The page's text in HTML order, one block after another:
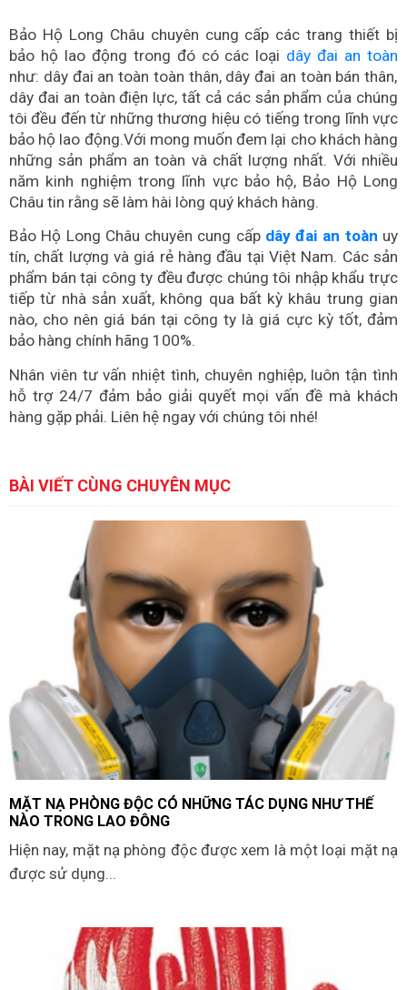
Bảo Hộ Long Châu chuyên cung cấp các trang thiết bị
bảo hộ lao động trong đó có các loại dây đai an toàn
như: dây đai an toàn toàn thân, dây đai an toàn bán thân,
dây đai an toàn điện lực, tất cả các sản phẩm của chúng
tôi đều đến từ những thương hiệu có tiếng trong lĩnh vực
bảo hộ lao động.Với mong muốn đem lại cho khách hàng
những sản phẩm an toàn và chất lượng nhất. Với nhiều
năm kinh nghiệm trong lĩnh vực bảo hộ, Bảo Hộ Long
Châu tin rằng sẽ làm hài lòng quý khách hàng.
Bảo Hộ Long Châu chuyên cung cấp dây đai an toàn uy
tín, chất lượng và giá rẻ hàng đầu tại Việt Nam. Các sản
phẩm bán tại công ty đều được chúng tôi nhập khẩu trực
tiếp từ nhà sản xuất, không qua bất kỳ khâu trung gian
nào, cho nên giá bán tại công ty là giá cực kỳ tốt, đảm
bảo hàng chính hãng 100%.
Nhân viên tư vấn nhiệt tình, chuyên nghiệp, luôn tận tình
hỗ trợ 24/7 đảm bảo giải quyết mọi vấn đề mà khách
hàng gặp phải. Liên hệ ngay với chúng tôi nhé!
BÀI VIẾT CÙNG CHUYÊN MỤC
MẶT NẠ PHÒNG ĐỘC CÓ NHỮNG TÁC DỤNG NHƯ THẾ
NÀO TRONG LAO ĐỘNG
Hiện nay, mặt nạ phòng độc được xem là một loại mặt nạ
được sử dụng...